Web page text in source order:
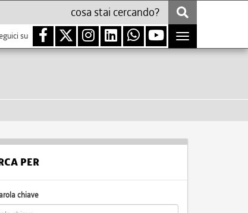
su
Toggle
navigation
PER
chiave